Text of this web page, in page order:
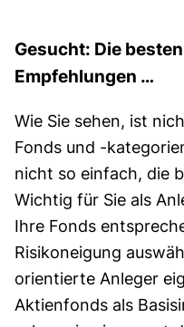
Gesucht: Die
Empfehlungen …
Wie Sie sehen, ist
Fonds und -
nicht so einfach, die
Wichtig für Sie als
Ihre Fonds
Risiko­neigung
orientierte Anleger
Aktien­fonds als